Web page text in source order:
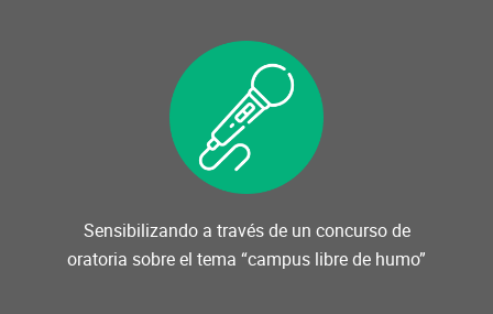
Sensibilizando a través de un concurso de
oratoria sobre el tema “campus libre de humo”